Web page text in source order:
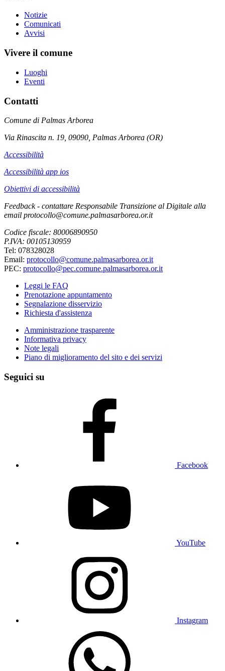
Notizie
Comunicati
Avvisi
Vivere il comune
Luoghi
Eventi
Contatti
Comune di Palmas Arborea
Via Rinascita n. 19, 09090, Palmas Arborea (OR)
Accessibilità
Accessibilità app ios
Obiettivi di accessibilità
Feedback - contattare Responsabile Transizione al Digitale alla
email protocollo@comune.palmasarborea.or.it
Codice fiscale: 80006890950
P.IVA: 00105130959
Tel: 078328028
Email: protocollo@comune.palmasarborea.or.it
PEC: protocollo@pec.comune.palmasarborea.or.it
Leggi le FAQ
Prenotazione appuntamento
Segnalazione disservizio
Richiesta d'assistenza
Amministrazione trasparente
Informativa privacy
Note legali
Piano di miglioramento del sito e dei servizi
Seguici su
Facebook
YouTube
Instagram